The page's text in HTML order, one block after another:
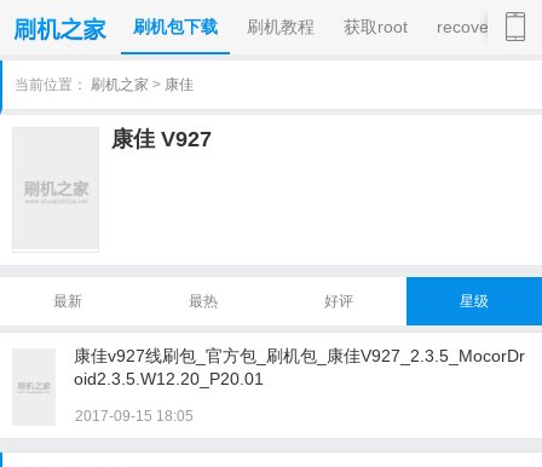
刷机包下载 刷机教程 获取root recovery
当前位置： 刷机之家 > 康佳
康佳 V927
最新 最热 好评 星级
康佳v927线刷包_官方包_刷机包_康佳V927_2.3.5_MocorDr
oid2.3.5.W12.20_P20.01
2017-09-15 18:05